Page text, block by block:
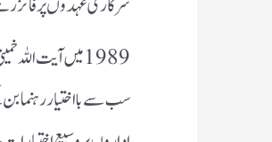
1989 میں آیت
سب سے بااختیار رہنما بن